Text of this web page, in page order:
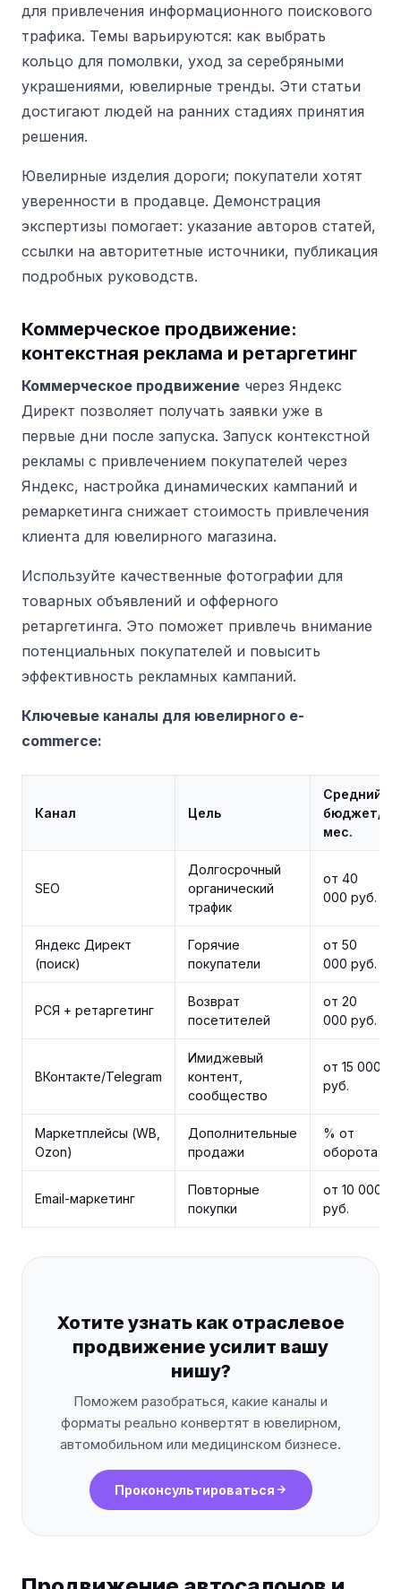
для привлечения информационного поискового
трафика. Темы варьируются: как выбрать
кольцо для помолвки, уход за серебряными
украшениями, ювелирные тренды. Эти статьи
достигают людей на ранних стадиях принятия
решения.
Ювелирные изделия дороги; покупатели хотят
уверенности в продавце. Демонстрация
экспертизы помогает: указание авторов статей,
ссылки на авторитетные источники, публикация
подробных руководств.
Коммерческое продвижение:
контекстная реклама и ретаргетинг
Коммерческое продвижение через Яндекс
Директ позволяет получать заявки уже в
первые дни после запуска. Запуск контекстной
рекламы с привлечением покупателей через
Яндекс, настройка динамических кампаний и
ремаркетинга снижает стоимость привлечения
клиента для ювелирного магазина.
Используйте качественные фотографии для
товарных объявлений и офферного
ретаргетинга. Это поможет привлечь внимание
потенциальных покупателей и повысить
эффективность рекламных кампаний.
Ключевые каналы для ювелирного e-
commerce:
Канал Цель
Средний
бюджет/
мес.
SEO
Долгосрочный
органический
трафик
от 40
000 руб.
Яндекс Директ
(поиск)
Горячие
покупатели
от 50
000 руб.
РСЯ + ретаргетинг
Возврат
посетителей
от 20
000 руб.
ВКонтакте/Telegram
Имиджевый
контент,
сообщество
от 15 000
руб.
Маркетплейсы (WB,
Ozon)
Дополнительные
продажи
% от
оборота
Email-маркетинг
Повторные
покупки
от 10 000
руб.
Хотите узнать как отраслевое
продвижение усилит вашу
нишу?
Поможем разобраться, какие каналы и
форматы реально конвертят в ювелирном,
автомобильном или медицинском бизнесе.
Проконсультироваться